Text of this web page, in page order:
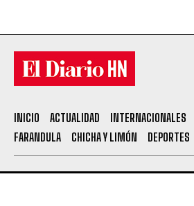
INICIO ACTUALIDAD INTERNACIONALES
FARANDULA
CHICHA Y LIMÓN DEPORTES